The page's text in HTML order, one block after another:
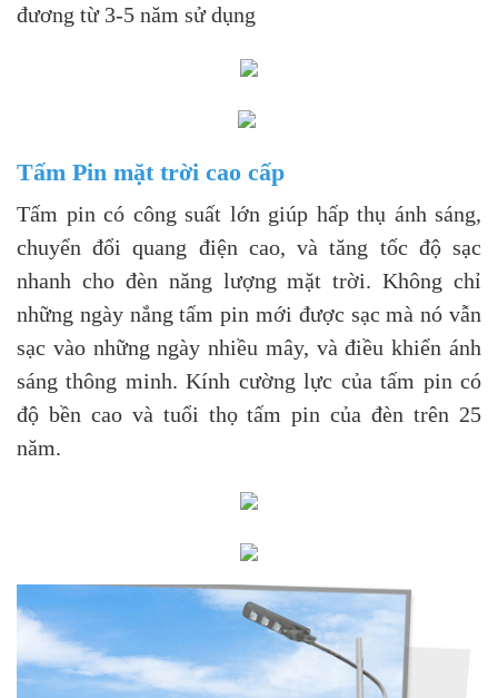
đương từ 3-5 năm sử dụng
Tấm Pin mặt trời cao cấp
Tấm pin có công suất lớn giúp hấp thụ ánh sáng,
chuyển đổi quang điện cao, và tăng tốc độ sạc
nhanh cho đèn năng lượng mặt trời. Không chỉ
những ngày nắng tấm pin mới được sạc mà nó vẫn
sạc vào những ngày nhiều mây, và điều khiển ánh
sáng thông minh. Kính cường lực của tấm pin có
độ bền cao và tuổi thọ tấm pin của đèn trên 25
năm.